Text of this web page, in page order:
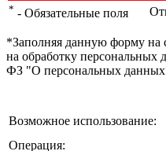
* - Обязательные поля
*Заполняя данную форму на
на обработку
ФЗ "О персональных
Возможное использование:
Операция: